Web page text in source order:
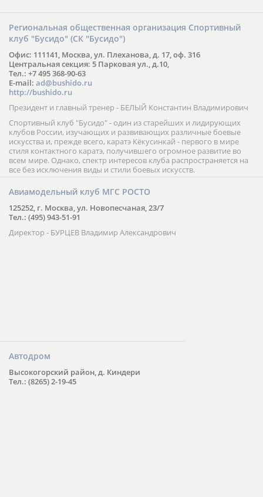
Региональная общественная организация Спортивный
клуб "Бусидо" (СК "Бусидо")
Офис: 111141, Москва, ул. Плеханова, д. 17, оф. 316
Центральная секция: 5 Парковая ул., д.10,
Тел.: +7 495 368-90-63
E-mail: ad@bushido.ru
http://bushido.ru
Президент и главный тренер - БЕЛЫЙ Константин Владимирович
Спортивный клуб "Бусидо" - один из старейших и лидирующих
клубов России, изучающих и развивающих различные боевые
искусства и, прежде всего, каратэ Кёкусинкай - первого в мире
стиля контактного каратэ, получившего огромное развитие во
всем мире. Однако, спектр интересов клуба распространяется на
все без исключения виды и стили боевых искусств.
Авиамодельный клуб МГС РОСТО
125252, г. Москва, ул. Новопесчаная, 23/7
Тел.: (495) 943-51-91
Директор - БУРЦЕВ Владимир Александрович
Автодром
Высокогорский район, д. Киндери
Тел.: (8265) 2-19-45